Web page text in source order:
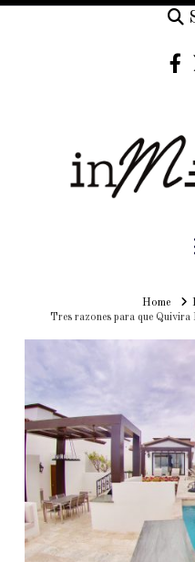
Home
Tres razones para que Quivira